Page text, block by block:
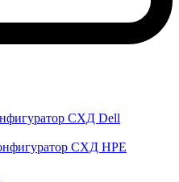
СХД Dell
СХД HPE